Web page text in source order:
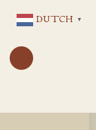
DUTCH ▼